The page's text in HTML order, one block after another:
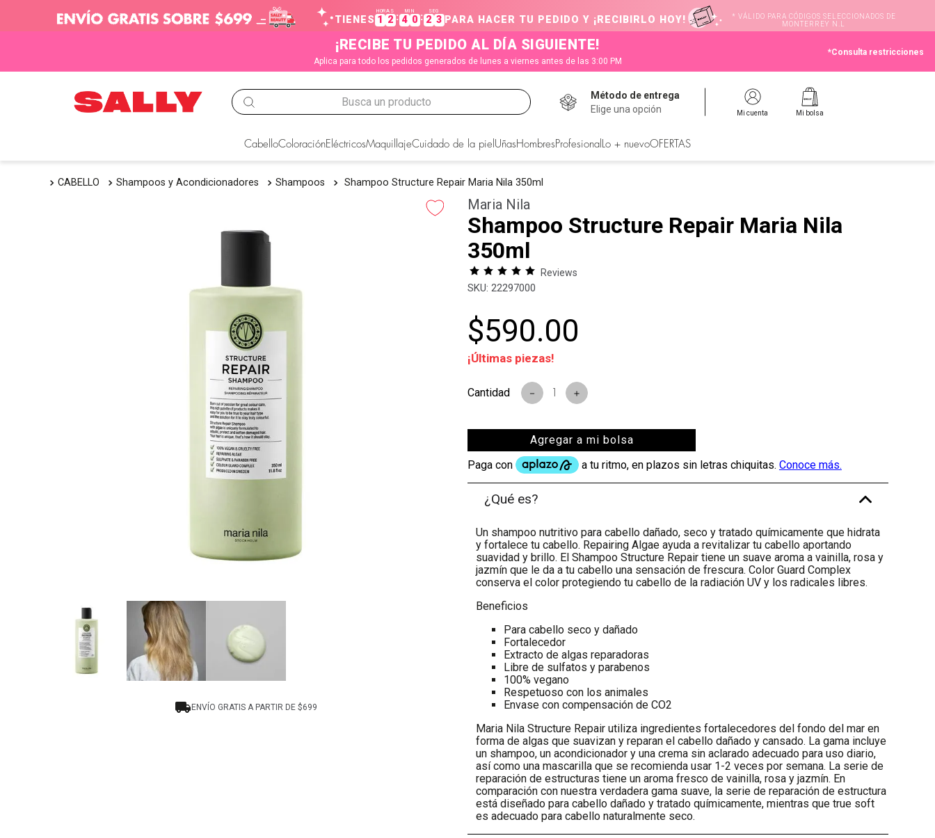
TIENES
HORAS
1 2 :
MIN
4 0 :
SEG
2 2 PARA HACER TU PEDIDO Y ¡RECIBIRLO HOY!
* VÁLIDO PARA CÓDIGOS SELECCIONADOS DE
MONTERREY N.L
¡RECIBE TU PEDIDO AL DÍA SIGUIENTE!
Aplica para todo los pedidos generados de lunes a viernes antes de las 3:00 PM
*Consulta restricciones
Busca un producto
Método de entrega
Elige una opción
Mi cuenta Mi bolsa
CabelloColoraciónEléctricosMaquillajeCuidado de la piel Uñas Hombres Profesional Lo + nuevoOFERTAS
CABELLO Shampoos y Acondicionadores Shampoos Shampoo Structure Repair Maria Nila 350ml
ENVÍO GRATIS A PARTIR DE $699
Maria Nila
Shampoo Structure Repair Maria Nila
350ml
Reviews
: 22297000
$590.00
¡Últimas piezas!
＋
－
Agregar a mi bolsa
¿Qué es? -
Un shampoo nutritivo para cabello dañado, seco y tratado químicamente que hidrata
y fortalece tu cabello. Repairing Algae ayuda a revitalizar tu cabello aportando
suavidad y brillo. El Shampoo Structure Repair tiene un suave aroma a vainilla, rosa y
jazmín que le da a tu cabello una sensación de frescura. Color Guard Complex
conserva el color protegiendo tu cabello de la radiación UV y los radicales libres.
Beneficios
Para cabello seco y dañado
Fortalecedor
Extracto de algas reparadoras
Libre de sulfatos y parabenos
100% vegano
Respetuoso con los animales
Envase con compensación de CO2
Maria Nila Structure Repair utiliza ingredientes fortalecedores del fondo del mar en
forma de algas que suavizan y reparan el cabello dañado y cansado. La gama incluye
un shampoo, un acondicionador y una crema sin aclarado adecuado para uso diario,
así como una mascarilla que se recomienda usar 1-2 veces por semana. La serie de
reparación de estructuras tiene un aroma fresco de vainilla, rosa y jazmín. En
comparación con nuestra verdadera gama suave, la serie de reparación de estructura
está diseñado para cabello dañado y tratado químicamente, mientras que true soft
es adecuado para cabello naturalmente seco.
TÉRMINOS MÁS BUSCADOS
2. igora
ion
8. protectores termicos
tinte
10. naked hair